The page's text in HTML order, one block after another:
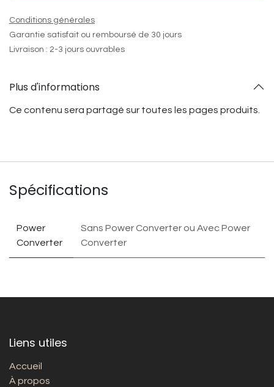
Conditions générales
Garantie satisfait ou remboursé de 30 jours
Livraison : 2-3 jours ouvrables
Plus d'informations
Ce contenu sera partagé sur toutes les pages produits.
Spécifications
Power
Converter
Sans Power Converter ou Avec Power
Converter
Liens utiles
Accueil
À propos